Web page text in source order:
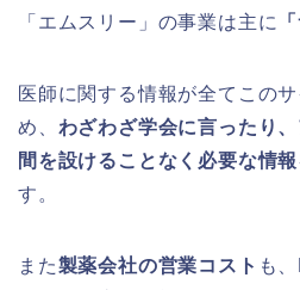
「エムスリー」の事業は主に
医師に関する情報が全てこの
め、 わざわざ学会に言ったり
間を設けることなく必要な情
す。
また製薬会社の営業コスト も